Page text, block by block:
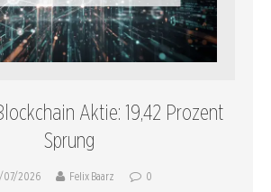
Aktie: 19,42 Prozent
Sprung
07/2026 Felix Baarz 0